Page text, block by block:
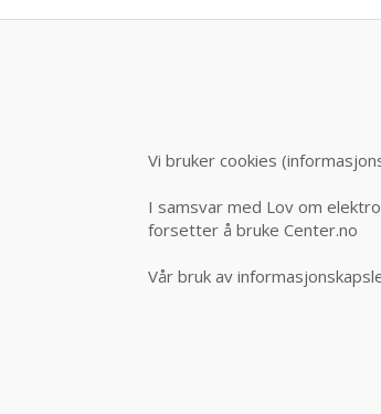
Vi bruker cookies
I samsvar med Lov om
forsetter å bruke Center.no
Vår bruk av